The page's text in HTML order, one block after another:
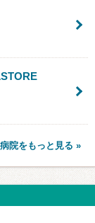
院をもっと見る »